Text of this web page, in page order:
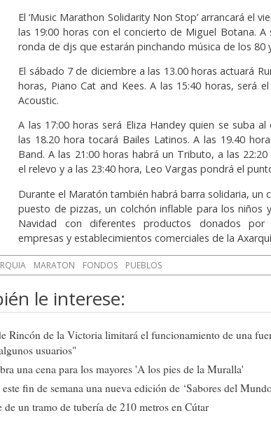
El ‘Music Marathon Solidarity Non Stop’ arrancará el
las 19:00 horas con el concierto de Miguel Botana. A
ronda de djs que estarán pinchando música de los 80
El sábado 7 de diciembre a las 13.00 horas actuará
horas, Piano Cat and Kees. A las 15:40 horas, será
Acoustic.
A las 17:00 horas será Eliza Handey quien se suba
las 18.20 hora tocará Bailes Latinos. A las 19.40
Band. A las 21:00 horas habrá un Tributo, a las
el relevo y a las 23:40 hora, Leo Vargas pondrá el
Durante el Maratón también habrá barra solidaria, un
puesto de pizzas, un colchón inflable para los niños
Navidad con diferentes productos donados
empresas y establecimientos comerciales de la
MARATON FONDOS PUEBLOS
le interese:
Rincón de la Victoria limitará el funcionamiento de una
usuarios"
una cena para los mayores 'A los pies de la Muralla'
fin de semana una nueva edición de ‘Sabores del
de un tramo de tubería de 210 metros en Cútar